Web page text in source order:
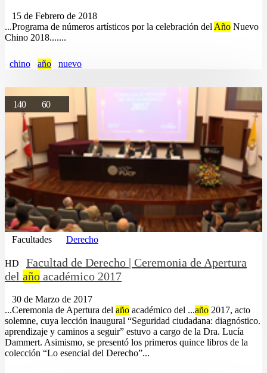
15 de Febrero de 2018
...Programa de números artísticos por la celebración del Año Nuevo
Chino 2018.......
chino año nuevo
140 60
Facultades Derecho
HD
Facultad de Derecho | Ceremonia de Apertura
del año académico 2017
30 de Marzo de 2017
...Ceremonia de Apertura del año académico del ...año 2017, acto
solemne, cuya lección inaugural “Seguridad ciudadana: diagnóstico.
aprendizaje y caminos a seguir” estuvo a cargo de la Dra. Lucía
Dammert. Asimismo, se presentó los primeros quince libros de la
colección “Lo esencial del Derecho”...